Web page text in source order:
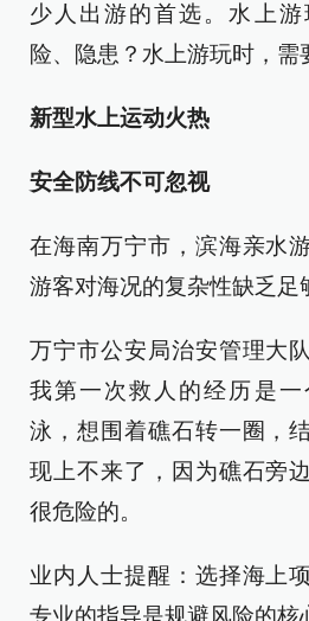
少人出游的首选。水上
险、隐患？水上游玩时，需
新型水上运动火热
安全防线不可忽视
在海南万宁市，滨海亲水
游客对海况的复杂性缺乏足
万宁市公安局治安管理大
我第一次救人的经历是
泳，想围着礁石转一圈，
现上不来了，因为礁石旁
很危险的。
业内人士提醒：选择海上
专业的指导是规避风险的核